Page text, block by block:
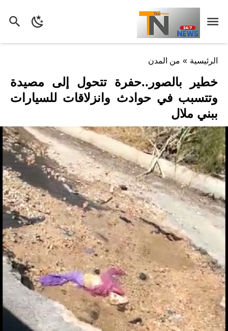
الرئيسية » من المدن
خطير بالصور..حفرة تتحول إلى مصيدة
وتتسبب في حوادث وانزلاقات للسيارات
ببني ملال